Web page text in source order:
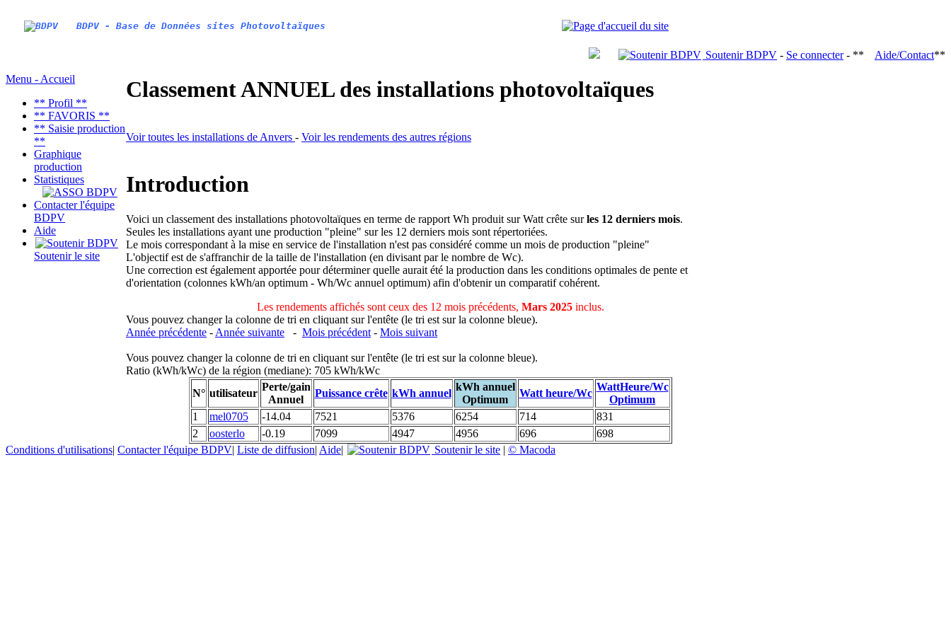
BDPV - Base de Données sites Photovoltaïques
Soutenir BDPV - Se connecter- ** Aide/Contact**
Menu - Accueil
** Profil **
** FAVORIS **
** Saisie production
**
Graphique
production
Statistiques
Contacter l'équipe
BDPV
Aide
Soutenir le site
Classement ANNUEL des installations photovoltaïques
Voir toutes les installations de Anvers - Voir les rendements des autres régions
Introduction
Voici un classement des installations photovoltaïques en terme de rapport Wh produit sur Watt crête surles 12 derniers mois.
Seules les installations ayant une production "pleine" sur les 12 derniers mois sont répertoriées.
Le mois correspondant à la mise en service de l'installation n'est pas considéré comme un mois de production "pleine"
L'objectif est de s'affranchir de la taille de l'installation (en divisant par le nombre de Wc).
Une correction est également apportée pour déterminer quelle aurait été la production dans les conditions optimales de pente et
d'orientation (colonnes kWh/an optimum - Wh/Wc annuel optimum) afin d'obtenir un comparatif cohérent.
Les rendements affichés sont ceux des 12 mois précédents, Mars 2025inclus.
Vous pouvez changer la colonne de tri en cliquant sur l'entête (le tri est sur la colonne bleue).
Année précédente - Année suivante - Mois précédent - Mois suivant
Vous pouvez changer la colonne de tri en cliquant sur l'entête (le tri est sur la colonne bleue).
Ratio (kWh/kWc) de la région (mediane): 705 kWh/kWc
N° utilisateur
Perte/gain
Annuel
Puissance crête kWh annuel
kWh annuel
Optimum
Watt heure/Wc
WattHeure/Wc
Optimum
1
mel0705 -14.04 7521 5376 6254 714
831
2
oosterlo -0.19 7099 4947 4956 696
698
Conditions d'utilisations| Contacter l'équipe BDPV| Liste de diffusion| Aide| Soutenir le site | © Macoda